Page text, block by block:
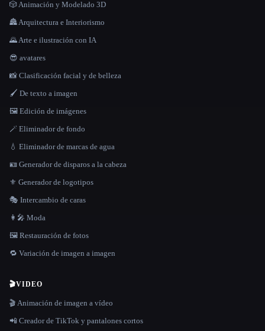
🎲 Animación y Modelado 3D
🏯 Arquitectura e Interiorismo
🌄 Arte e ilustración con IA
😎 avatares
📸 Clasificación facial y de belleza
🖌️ De texto a imagen
🖼️ Edición de imágenes
🪄 Eliminador de fondo
💧 Eliminador de marcas de agua
🪪 Generador de disparos a la cabeza
⚜️ Generador de logotipos
🎭 Intercambio de caras
👩‍🎤 Moda
🖼️ Restauración de fotos
🔁 Variación de imagen a imagen
🎬VIDEO
🎬 Animación de imagen a vídeo
📲 Creador de TikTok y pantalones cortos